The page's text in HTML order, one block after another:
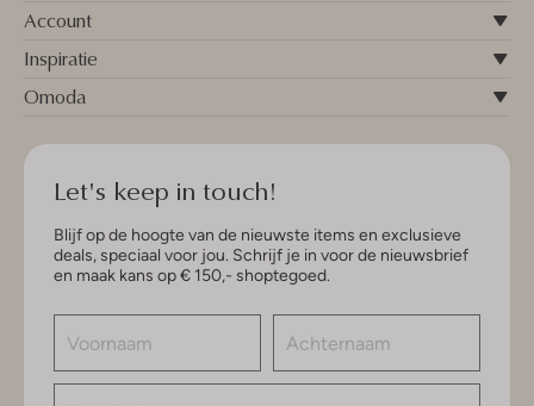
Account
Inspiratie
Omoda
Let's keep in touch!
Blijf op de hoogte van de nieuwste items en exclusieve
deals, speciaal voor jou. Schrijf je in voor de nieuwsbrief
en maak kans op € 150,- shoptegoed.